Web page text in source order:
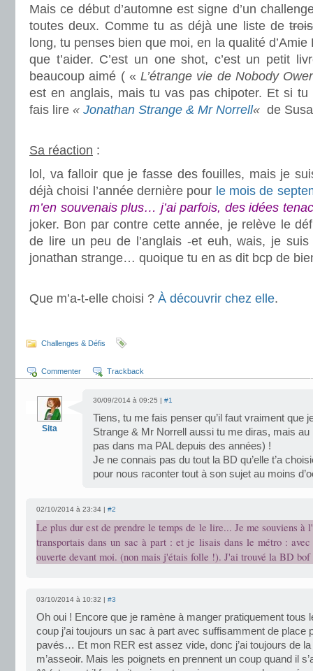
Mais ce début d’automne est signe d’un
toutes deux. Comme tu as déjà une liste de
long, tu penses bien que moi, en la qualité
que t’aider. C’est un one shot, c’est un petit
beaucoup aimé ( «L’étrange vie de Nobody
est en anglais, mais tu vas pas chipoter. Et si
fais lire « Jonathan Strange & Mr Norrell« de
Sa réaction :
lol, va falloir que je fasse des fouilles, mais je
déjà choisi l’année dernière pour le mois de
m’en souvenais plus… j’ai parfois, des idées
joker. Bon par contre cette année, je relève le
de lire un peu de l’anglais -et euh, wais, je
jonathan strange… quoique tu en as dit bcp de
Que m’a-t-elle choisi ? À découvrir chez elle.
Challenges & Défis
Commenter Trackback
Sita
30/09/2014 à 09:25 | #1
Tiens, tu me fais penser qu’il faut vraiment que
Strange & Mr Norrell aussi tu me diras, mais
pas dans ma PAL depuis des années) !
Je ne connais pas du tout la BD qu’elle t’a
pour nous raconter tout à son sujet au moins
02/10/2014 à 23:34 | #2
Le plus dur est de prendre le temps de le lire... Je me souviens à
transportais dans un sac à part : et je lisais dans le métro :
ouverte devant moi. (non mais j'étais folle !). J'ai trouvé la BD
03/10/2014 à 10:32 | #3
Oh oui ! Encore que je ramène à manger pratiquement tous
coup j’ai toujours un sac à part avec suffisamment de place
pavés… Et mon RER est assez vide, donc j’ai toujours de
m’asseoir. Mais les poignets en prennent un coup quand il